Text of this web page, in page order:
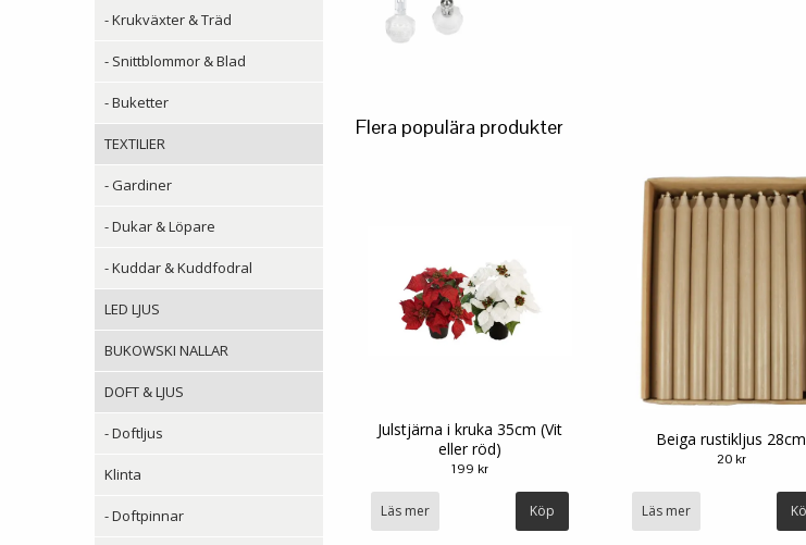
- Krukväxter & Träd
- Snittblommor & Blad
- Buketter
TEXTILIER
- Gardiner
- Dukar & Löpare
- Kuddar & Kuddfodral
LED LJUS
BUKOWSKI NALLAR
DOFT & LJUS
- Doftljus
Klinta
- Doftpinnar
Flera populära produkter
Julstjärna i kruka 35cm (Vit
eller röd)
199 kr
Läs mer Köp
Beiga rustikljus 28cm
20 kr
Läs mer